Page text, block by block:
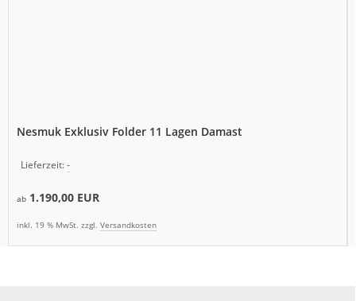
Nesmuk Exklusiv Folder 11 Lagen Damast
Lieferzeit:-
ab 1.190,00 EUR
inkl. 19 % MwSt. zzgl. Versandkosten